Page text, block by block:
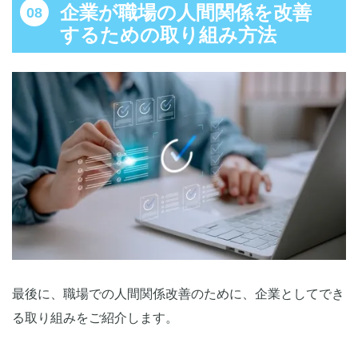
企業が職場の人間関係を改善
するための取り組み方法
最後に、職場での人間関係改善のために、企業としてでき
る取り組みをご紹介します。